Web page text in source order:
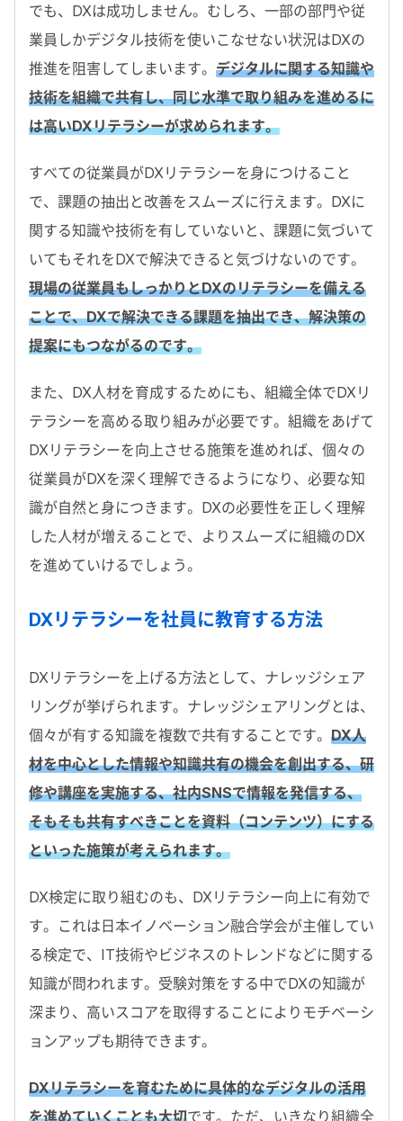
でも、DXは成功しません。むしろ、一部の部門や従
業員しかデジタル技術を使いこなせない状況はDXの
推進を阻害してしまいます。 デジタルに関する知識や
技術を組織で共有し、同じ水準で取り組みを進めるに
は高いDXリテラシーが求められます。
すべての従業員がDXリテラシーを身につけること
で、課題の抽出と改善をスムーズに行えます。DXに
関する知識や技術を有していないと、課題に気づいて
いてもそれをDXで解決できると気づけないのです。
現場の従業員もしっかりとDXのリテラシーを備える
ことで、DXで解決できる課題を抽出でき、解決策の
提案にもつながるのです。
また、DX人材を育成するためにも、組織全体でDXリ
テラシーを高める取り組みが必要です。組織をあげて
DXリテラシーを向上させる施策を進めれば、個々の
従業員がDXを深く理解できるようになり、必要な知
識が自然と身につきます。DXの必要性を正しく理解
した人材が増えることで、よりスムーズに組織のDX
を進めていけるでしょう。
DXリテラシーを社員に教育する方法
DXリテラシーを上げる方法として、ナレッジシェア
リングが挙げられます。ナレッジシェアリングとは、
個々が有する知識を複数で共有することです。 DX人
材を中心とした情報や知識共有の機会を創出する、研
修や講座を実施する、社内SNSで情報を発信する、
そもそも共有すべきことを資料（コンテンツ）にする
といった施策が考えられます。
DX検定に取り組むのも、DXリテラシー向上に有効で
す。これは日本イノベーション融合学会が主催してい
る検定で、IT技術やビジネスのトレンドなどに関する
知識が問われます。受験対策をする中でDXの知識が
深まり、高いスコアを取得することによりモチベーシ
ョンアップも期待できます。
DXリテラシーを育むために具体的なデジタルの活用
を進めていくことも大切です。ただ、いきなり組織全